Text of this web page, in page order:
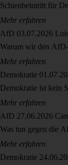
Schienbeintritt für
Mehr erfahren
AfD 03.07.2026
Warum wir den
Mehr erfahren
Demokratie
Demokratie ist kein
Mehr erfahren
AfD 27.06.2026
Was tun gegen die
Mehr erfahren
Demokratie